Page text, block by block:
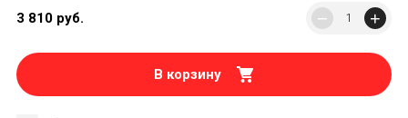
3 810 руб. − +
В корзину